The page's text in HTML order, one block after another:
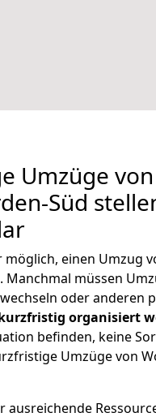
Umzüge
Süd
möglich, einen Umzug
Manchmal müssen
oder anderen
organisiert
befinden, keine
Umzüge von
ausreichende